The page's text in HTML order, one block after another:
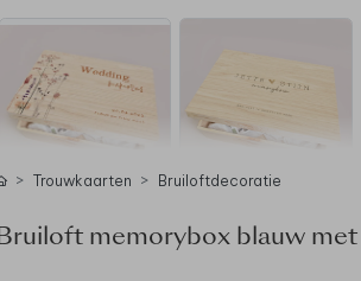
Trouwkaarten Bruiloftdecoratie
memorybox blauw met